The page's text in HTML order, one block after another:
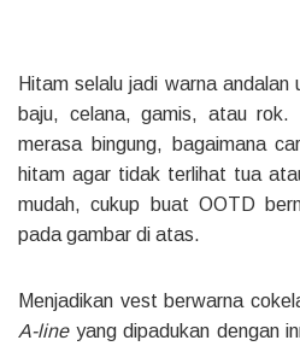
Hitam selalu jadi warna andalan
baju, celana, gamis, atau rok.
merasa bingung, bagaimana
hitam agar tidak terlihat tua
mudah, cukup buat OOTD
pada gambar di atas.
Menjadikan vest berwarna
A-line yang dipadukan dengan